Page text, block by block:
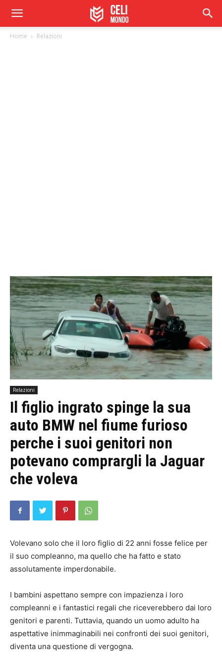
Home Relazioni
Relazioni
Il figlio ingrato spinge la sua
auto BMW nel fiume furioso
perche i suoi genitori non
potevano comprargli la Jaguar
che voleva
Volevano solo che il loro figlio di 22 anni fosse felice per
il suo compleanno, ma quello che ha fatto e stato
assolutamente imperdonabile.
I bambini aspettano sempre con impazienza i loro
compleanni e i fantastici regali che riceverebbero dai loro
genitori e parenti. Tuttavia, quando un uomo adulto ha
aspettative inimmaginabili nei confronti dei suoi genitori,
diventa una questione di vergogna.